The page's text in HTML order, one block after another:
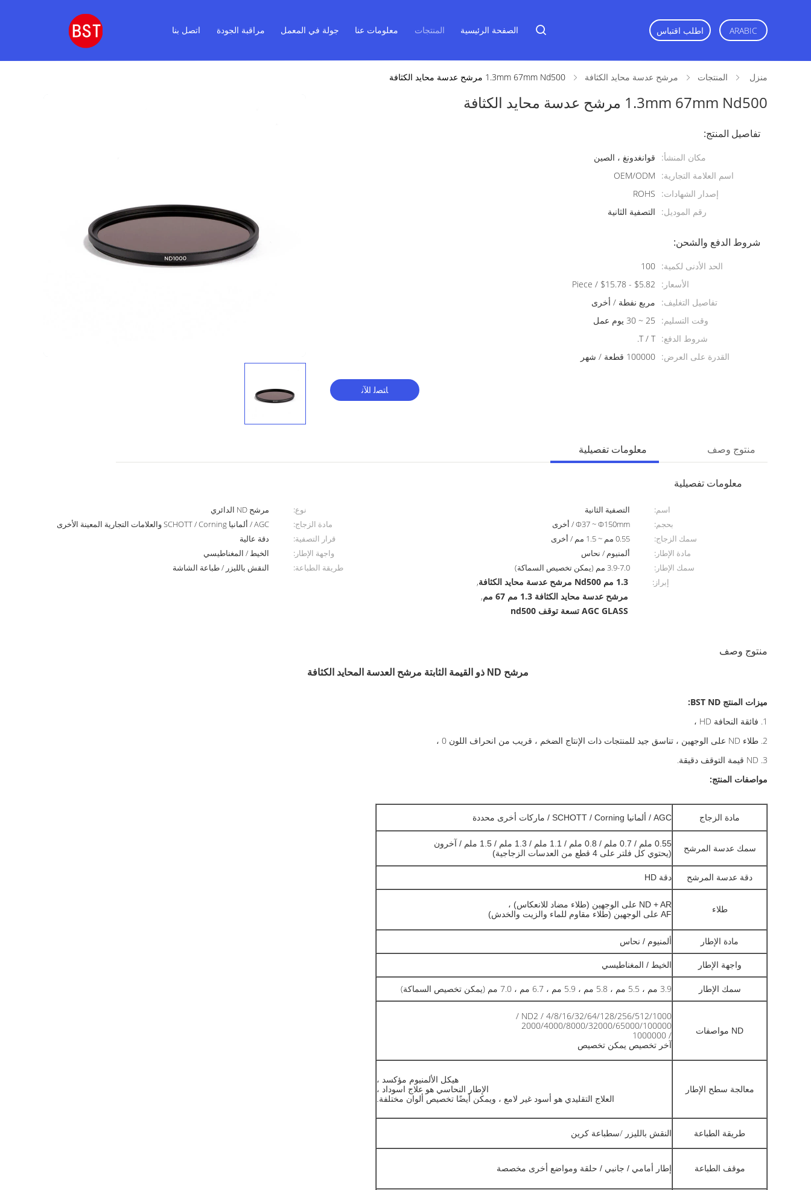
الصفحة الرئيسية المنتجات معلومات عنا جولة في المعمل مراقبة الجودة اتصل بنا اطلب اقتباس ARABIC
منزل المنتجات مرشح عدسة محايد الكثافة 1.3mm 67mm Nd500 مرشح عدسة محايد الكثافة
1.3mm 67mm Nd500 مرشح عدسة محايد الكثافة
تفاصيل المنتج:
مكان المنشأ:
قوانغدونغ ، الصين
اسم العلامة التجارية:
OEM/ODM
إصدار الشهادات:
ROHS
رقم الموديل:
التصفية الثانية
شروط الدفع والشحن:
الحد الأدنى لكمية: 100
الأسعار:
$5.82 - $15.78 / Piece
تفاصيل التغليف:
مربع نفطة / أخرى
وقت التسليم:
25 ~ 30 يوم عمل
شروط الدفع: T / T.
القدرة على العرض: 100000 قطعة / شهر
ﺎﺘﺼﻟ ﺍﻶﻧ
معلومات تفصيلية منتوج وصف
معلومات تفصيلية
اسم: التصفية الثانية نوع:
مرشح ND الدائري
بحجم:
Φ37 ~ Φ150mm / أخرى مادة الزجاج:
AGC / ألمانيا SCHOTT / Corning والعلامات التجارية المعينة الأخرى
سمك الزجاج:
0.55 مم ~ 1.5 مم / أخرى قرار التصفية:
دقة عالية
مادة الإطار:
ألمنيوم / نحاس واجهة الإطار:
الخيط / المغناطيسي
سمك الإطار:
3.9-7.0 مم (يمكن تخصيص السماكة) طريقة الطباعة:
النقش بالليزر / طباعة الشاشة
إبراز:
1.3 مم Nd500 مرشح عدسة محايد الكثافة ,
مرشح عدسة محايد الكثافة 1.3 مم 67 مم ,
AGC GLASS تسعة توقف nd500
منتوج وصف
مرشح ND ذو القيمة الثابتة مرشح العدسة المحايد الكثافة
ميزات المنتج BST ND:
1. فائقة النحافة HD ،
2. طلاء ND على الوجهين ، تناسق جيد للمنتجات ذات الإنتاج الضخم ، قريب من انحراف اللون 0 ،
3. ND قيمة التوقف دقيقة.
مواصفات المنتج:
مادة الزجاج AGC / ألمانيا SCHOTT / Corning / ماركات أخرى محددة
سمك عدسة المرشح
0.55 ملم / 0.7 ملم / 0.8 ملم / 1.1 ملم / 1.3 ملم / 1.5 ملم / آخرون
(يحتوي كل فلتر على 4 قطع من العدسات الزجاجية)
دقة عدسة المرشح دقة HD
طلاء
ND + AR على الوجهين (طلاء مضاد للانعكاس) ،
AF على الوجهين (طلاء مقاوم للماء والزيت والخدش)
مادة الإطار ألمنيوم / نحاس
واجهة الإطار الخيط / المغناطيسي
سمك الإطار 3.9 مم ، 5.5 مم ، 5.8 مم ، 5.9 مم ، 6.7 مم ، 7.0 مم (يمكن تخصيص السماكة)
ND مواصفات
ND2 / 4/8/16/32/64/128/256/512/1000 /
2000/4000/8000/32000/65000/100000
/ 1000000
آخر تخصيص يمكن تخصيص
معالجة سطح الإطار
هيكل الألمنيوم مؤكسد ،
الإطار النحاسي هو علاج اسوداد ،
العلاج التقليدي هو أسود غير لامع ، ويمكن أيضًا تخصيص ألوان مختلفة.
طريقة الطباعة النقش بالليزر /سطباعة كرين
موقف الطباعة إطار أمامي / جانبي / حلقة ومواضع أخرى مخصصة